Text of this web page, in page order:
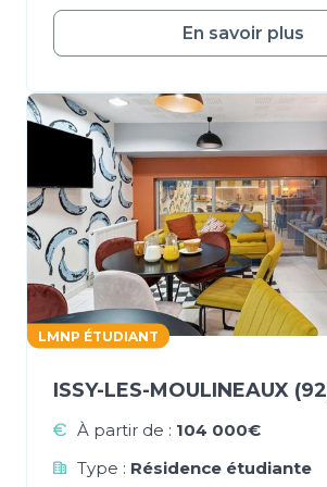
En savoir plus
LMNP ÉTUDIANT
ISSY-LES-MOULINEAUX
À partir de : 104 000€
Type : Résidence étudiante